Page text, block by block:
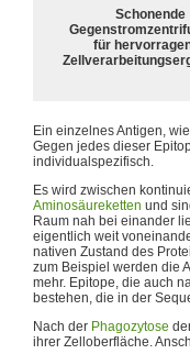
Schonende
für
Ein einzelnes Antigen,
Gegen jedes dieser
individualspezifisch.
Es wird zwischen
Aminosäureketten und
Raum nah bei einander
eigentlich weit
nativen Zustand des
zum Beispiel werden die
mehr. Epitope, die auch
bestehen, die in der
Nach der Phagozytose
ihrer Zelloberfläche.